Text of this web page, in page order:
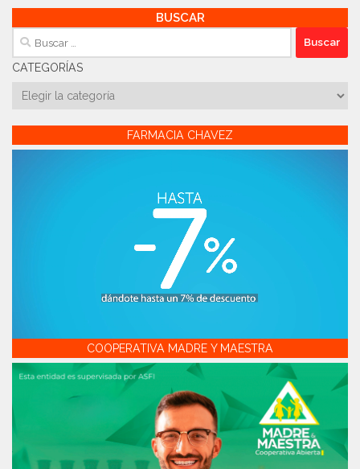
BUSCAR
Buscar:
CATEGORÍAS
Categorías
FARMACIA CHAVEZ
COOPERATIVA MADRE Y MAESTRA